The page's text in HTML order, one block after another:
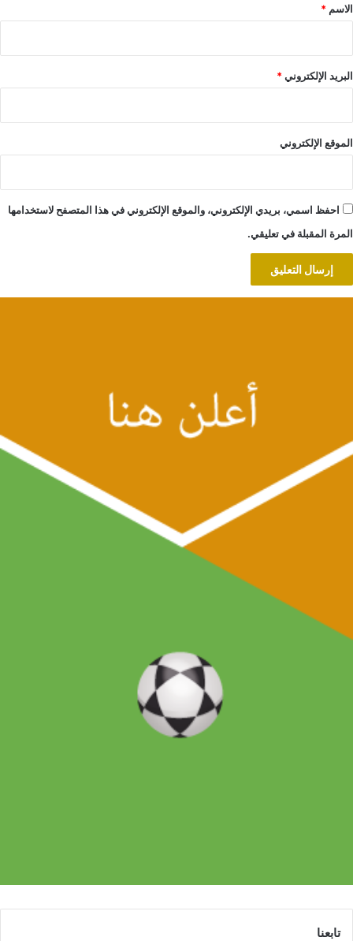
*
الاسم *
البريد الإلكتروني*
الموقع الإلكتروني
احفظ اسمي، بريدي الإلكتروني، والموقع الإلكتروني في هذا المتصفح لاستخدامها
المرة المقبلة في تعليقي.
تابعنا